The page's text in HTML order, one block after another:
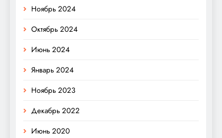
Ноябрь 2024
Октябрь 2024
Июнь 2024
Январь 2024
Ноябрь 2023
Декабрь 2022
Июнь 2020